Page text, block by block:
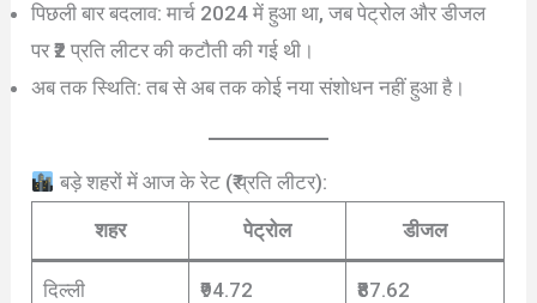
पिछली बार बदलाव: मार्च 2024 में हुआ था, जब पेट्रोल और डीजल
पर ₹2 प्रति लीटर की कटौती की गई थी।
अब तक स्थिति: तब से अब तक कोई नया संशोधन नहीं हुआ है।
बड़े शहरों में आज के रेट (₹ प्रति लीटर):
शहर
पेट्रोल डीजल
दिल्ली ₹94.72 ₹87.62